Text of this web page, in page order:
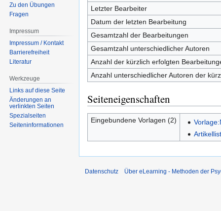
Letzter Bearbeiter
Datum der letzten Bearbeitung
Gesamtzahl der Bearbeitungen
Gesamtzahl unterschiedlicher Autoren
Anzahl der kürzlich erfolgten
Anzahl unterschiedlicher Autoren der
Seiteneigenschaften
Eingebundene Vorlagen (2)
Zu den Übungen
Fragen
Impressum
Impressum / Kontakt
Barrierefreiheit
Literatur
Werkzeuge
Links auf diese Seite
Änderungen an
verlinkten Seiten
Spezialseiten
Seiten­informationen
Datenschutz Über eLearning - Methoden der